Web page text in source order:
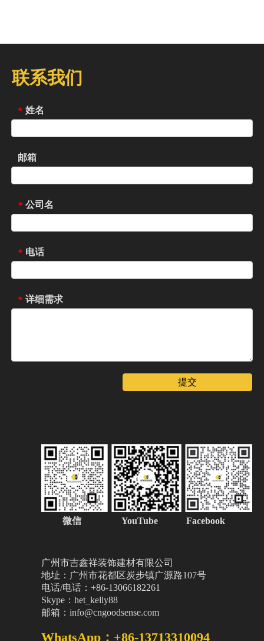
联系我们
* 姓名
邮箱
* 公司名
* 电话
* 详细需求
提交
微信 YouTube Facebook
广州市吉鑫祥装饰建材有限公司
地址：广州市花都区炭步镇广源路107号
电话/电话：+86-13066182261
Skype：het_kelly88
邮箱：info@cngoodsense.com
WhatsApp：+86-13713310094